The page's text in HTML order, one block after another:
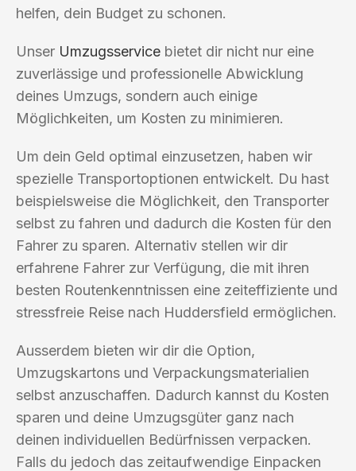
helfen, dein Budget zu schonen.
Unser Umzugsservice bietet dir nicht nur eine
zuverlässige und professionelle Abwicklung
deines Umzugs, sondern auch einige
Möglichkeiten, um Kosten zu minimieren.
Um dein Geld optimal einzusetzen, haben wir
spezielle Transportoptionen entwickelt. Du hast
beispielsweise die Möglichkeit, den Transporter
selbst zu fahren und dadurch die Kosten für den
Fahrer zu sparen. Alternativ stellen wir dir
erfahrene Fahrer zur Verfügung, die mit ihren
besten Routenkenntnissen eine zeiteffiziente und
stressfreie Reise nach Huddersfield ermöglichen.
Ausserdem bieten wir dir die Option,
Umzugskartons und Verpackungsmaterialien
selbst anzuschaffen. Dadurch kannst du Kosten
sparen und deine Umzugsgüter ganz nach
deinen individuellen Bedürfnissen verpacken.
Falls du jedoch das zeitaufwendige Einpacken